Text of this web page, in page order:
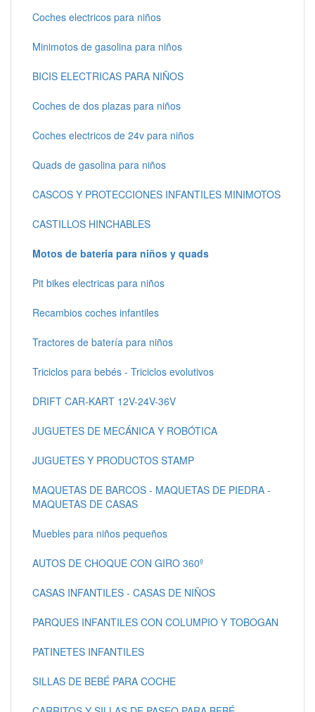
Coches electricos para niños
Minimotos de gasolina para niños
BICIS ELECTRICAS PARA NIÑOS
Coches de dos plazas para niños
Coches electricos de 24v para niños
Quads de gasolina para niños
CASCOS Y PROTECCIONES INFANTILES MINIMOTOS
CASTILLOS HINCHABLES
Motos de bateria para niños y quads
Pit bikes electricas para niños
Recambios coches infantiles
Tractores de batería para niños
Triciclos para bebés - Triciclos evolutivos
DRIFT CAR-KART 12V-24V-36V
JUGUETES DE MECÁNICA Y ROBÓTICA
JUGUETES Y PRODUCTOS STAMP
MAQUETAS DE BARCOS - MAQUETAS DE PIEDRA -
MAQUETAS DE CASAS
Muebles para niños pequeños
AUTOS DE CHOQUE CON GIRO 360º
CASAS INFANTILES - CASAS DE NIÑOS
PARQUES INFANTILES CON COLUMPIO Y TOBOGAN
PATINETES INFANTILES
SILLAS DE BEBÉ PARA COCHE